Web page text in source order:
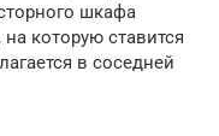
шкафа
которую ставится
в соседней